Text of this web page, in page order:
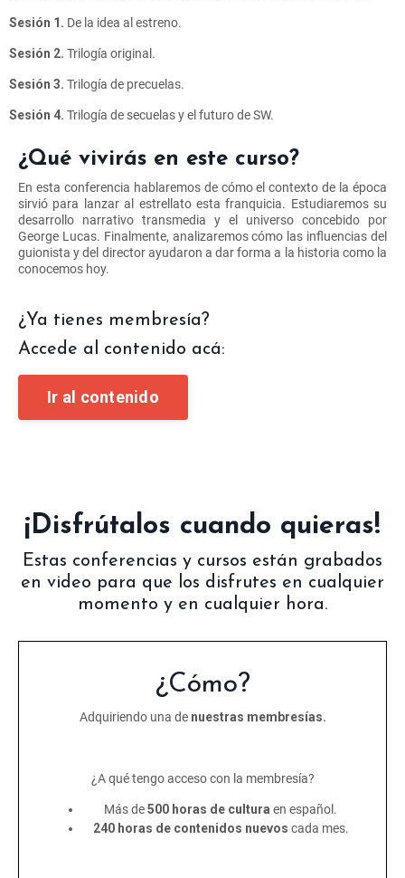
Sesión 1. De la idea al estreno.
Sesión 2. Trilogía original.
Sesión 3. Trilogía de precuelas.
Sesión 4. Trilogía de secuelas y el futuro de SW.
¿Qué vivirás en este curso?
En esta conferencia hablaremos de cómo el contexto de la época
sirvió para lanzar al estrellato esta franquicia. Estudiaremos su
desarrollo narrativo transmedia y el universo concebido por
George Lucas. Finalmente, analizaremos cómo las influencias del
guionista y del director ayudaron a dar forma a la historia como la
conocemos hoy.
¿Ya tienes membresía?
Accede al contenido acá:
Ir al contenido
¡Disfrútalos cuando quieras!
Estas conferencias y cursos están grabados
en video para que los disfrutes en cualquier
momento y en cualquier hora.
¿Cómo?
Adquiriendo una de nuestras membresías.
¿A qué tengo acceso con la membresía?
Más de500 horas de cultura en español.
240 horas de contenidos nuevos cada mes.